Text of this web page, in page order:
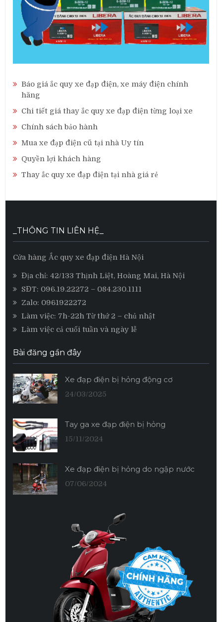
Báo giá ắc quy xe đạp điện, xe máy điện chính
hãng
Chi tiết giá thay ắc quy xe đạp điện từng loại xe
Chính sách bảo hành
Mua xe đạp điện cũ tại nhà Uy tín
Quyền lợi khách hàng
Thay ắc quy xe đạp điện tại nhà giá rẻ
_THÔNG TIN LIÊN HỆ_
Cửa hàng Ắc quy xe đạp điện Hà Nội
Địa chỉ: 42/133 Thịnh Liệt, Hoàng Mai, Hà Nội
SĐT: 096.19.22272 – 084.230.1111
Zalo: 0961922272
Làm việc: 7h-22h Từ thứ 2 – chủ nhật
Làm việc cả cuối tuần và ngày lễ
Bài đăng gần đây
Xe đạp điện bị hỏng động cơ
24/03/2025
Tay ga xe đạp điện bị hỏng
15/11/2024
Xe đạp điện bị hỏng do ngập nước
07/06/2024